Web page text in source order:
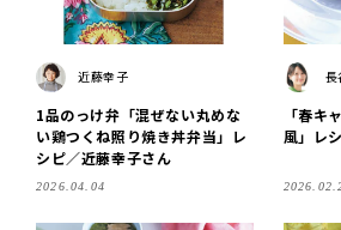
近藤幸子
1品のっけ弁「混ぜない丸めな
い鶏つくね照り焼き丼弁当」レ
シピ／近藤幸子さん
2026.04.04
長
「春キ